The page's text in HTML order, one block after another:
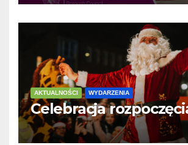
AKTUALNOŚCI WYDARZENIA
Celebracja